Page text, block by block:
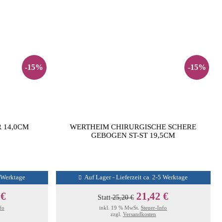
-15%
14,0CM
-15%
WERTHEIM CHIRURGISCHE SCHERE
GEBOGEN ST-ST 19,5CM
Auf Lager - Lieferzeit ca. 2-5 Werktage
Statt25,20 € 21,42 €
inkl. 19 % MwSt.Steuer-Info
zzgl. Versandkosten